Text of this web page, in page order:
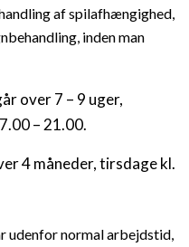
af spilafhængighed,
inden man
over 7 – 9 uger,
– 21.00.
4 måneder, tirsdage kl.
udenfor normal arbejdstid,